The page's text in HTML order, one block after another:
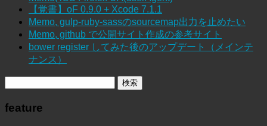
【覚書】oF 0.9.0 + Xcode 7.1.1
Memo, gulp-ruby-sassのsourcemap出力を止めたい
Memo, github で公開サイト作成の参考サイト
bower register してみた後のアップデート（メインテ
ナンス）
feature